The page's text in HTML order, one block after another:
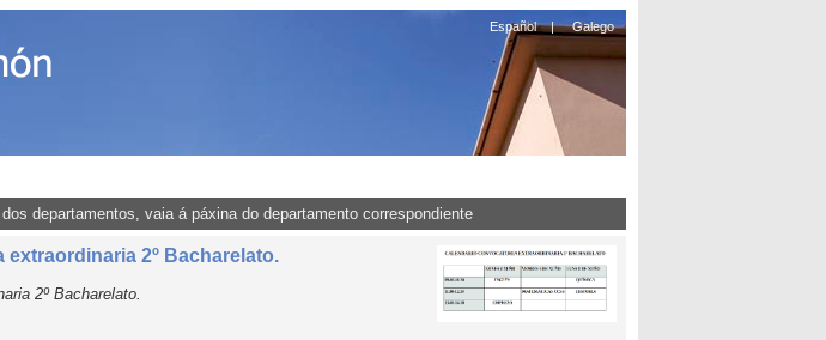
Español|Galego
departamentos, vaia á páxina do departamento correspondiente
2º Bacharelato.
2º Bacharelato.